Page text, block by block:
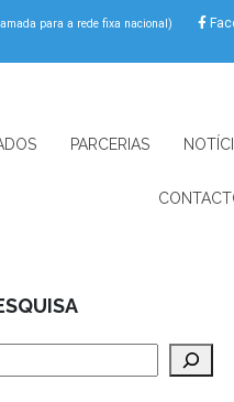
para a rede fixa nacional)
PARCERIAS